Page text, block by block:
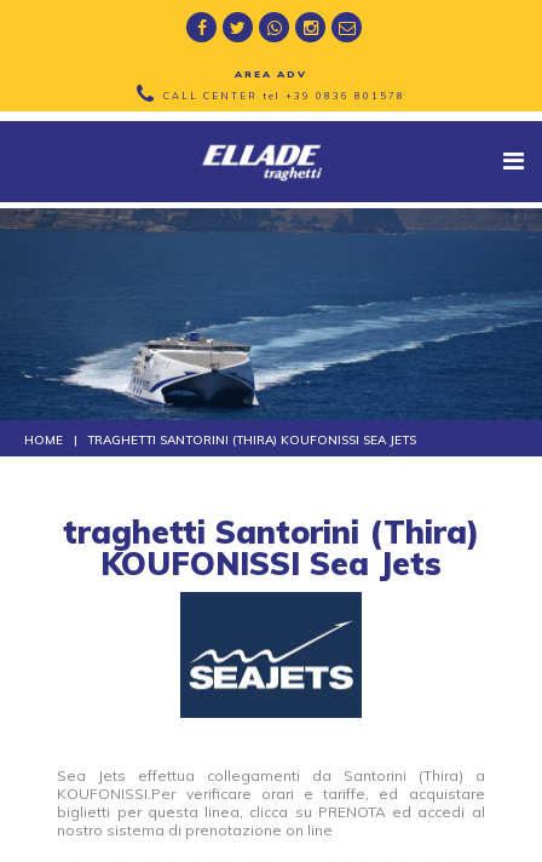
AREA ADV
CALL CENTER tel +39 0836 801578
HOME TRAGHETTI SANTORINI (THIRA) KOUFONISSI SEA JETS
traghetti Santorini (Thira)
KOUFONISSI Sea Jets
Sea Jets effettua collegamenti da Santorini (Thira) a
KOUFONISSI.Per verificare orari e tariffe, ed acquistare
biglietti per questa linea, clicca su PRENOTA ed accedi al
nostro sistema di prenotazione on line